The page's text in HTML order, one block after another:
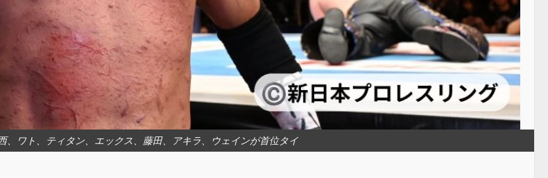
、ワト、ティタン、エックス、藤田、アキラ、ウェインが首位タイ